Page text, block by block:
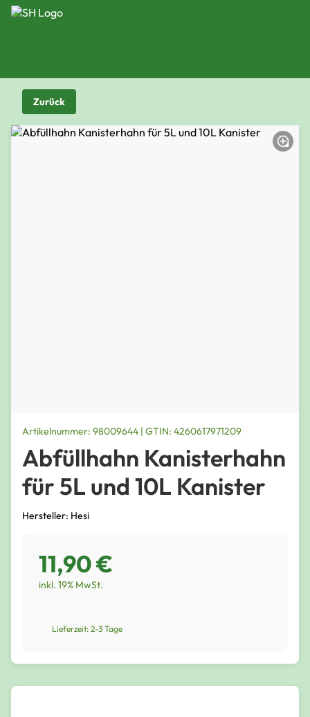
Zurück
Artikelnummer: 98009644 | GTIN: 4260617971209
Abfüllhahn Kanisterhahn
für 5L und 10L Kanister
Hersteller: Hesi
11,90 €
inkl. 19% MwSt.
Lieferzeit: 2-3 Tage